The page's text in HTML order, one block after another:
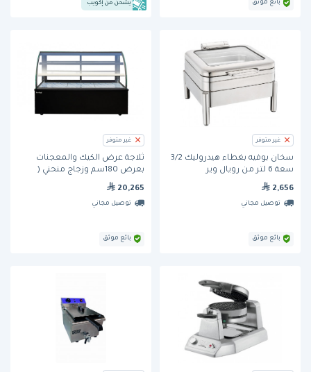
بائع موثق يشحن من إكويب
غير متوفر
سخان بوفيه بغطاء هيدروليك 3/2
سعة 6 لتر من رويال وير
2,656
توصيل مجاني
بائع موثق
غير متوفر
ثلاجة عرض الكيك والمعجنات
بعرض 180سم وزجاج منحني (
BF180-RX) من برادفورد
20,265
توصيل مجاني
بائع موثق